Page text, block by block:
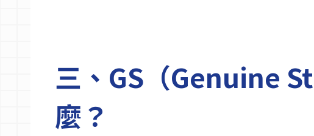
三、GS（Genuine
麼？